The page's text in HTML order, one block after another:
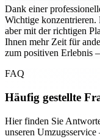
Dank einer
Wichtige konzentrieren.
aber mit der richtigen
Ihnen mehr Zeit für
zum positiven Erlebnis
FAQ
Häufig gestellte
Hier finden Sie
unseren Umzugsservice